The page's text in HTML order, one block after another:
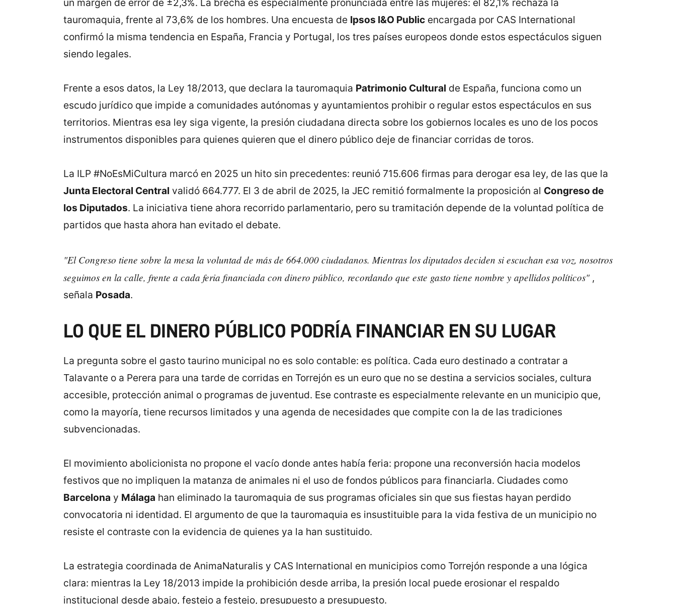
un margen de error de ±2,3%. La brecha es especialmente pronunciada entre las mujeres: el 82,1% rechaza la
tauromaquia, frente al 73,6% de los hombres. Una encuesta de Ipsos I&O Publicencargada por CAS International
confirmó la misma tendencia en España, Francia y Portugal, los tres países europeos donde estos espectáculos siguen
siendo legales.
Frente a esos datos, la Ley 18/2013, que declara la tauromaquia Patrimonio Cultural de España, funciona como un
escudo jurídico que impide a comunidades autónomas y ayuntamientos prohibir o regular estos espectáculos en sus
territorios. Mientras esa ley siga vigente, la presión ciudadana directa sobre los gobiernos locales es uno de los pocos
instrumentos disponibles para quienes quieren que el dinero público deje de financiar corridas de toros.
La ILP #NoEsMiCultura marcó en 2025 un hito sin precedentes: reunió 715.606 firmas para derogar esa ley, de las que la
Junta Electoral Central validó 664.777. El 3 de abril de 2025, la JEC remitió formalmente la proposición al Congreso de
los Diputados. La iniciativa tiene ahora recorrido parlamentario, pero su tramitación depende de la voluntad política de
partidos que hasta ahora han evitado el debate.
"El Congreso tiene sobre la mesa la voluntad de más de 664.000 ciudadanos. Mientras los diputados deciden si escuchan esa voz, nosotros
seguimos en la calle, frente a cada feria financiada con dinero público, recordando que este gasto tiene nombre y apellidos políticos",
señala Posada.
LO QUE EL DINERO PÚBLICO PODRÍA FINANCIAR EN SU LUGAR
La pregunta sobre el gasto taurino municipal no es solo contable: es política. Cada euro destinado a contratar a
Talavante o a Perera para una tarde de corridas en Torrejón es un euro que no se destina a servicios sociales, cultura
accesible, protección animal o programas de juventud. Ese contraste es especialmente relevante en un municipio que,
como la mayoría, tiene recursos limitados y una agenda de necesidades que compite con la de las tradiciones
subvencionadas.
El movimiento abolicionista no propone el vacío donde antes había feria: propone una reconversión hacia modelos
festivos que no impliquen la matanza de animales ni el uso de fondos públicos para financiarla. Ciudades como
Barcelona y Málaga han eliminado la tauromaquia de sus programas oficiales sin que sus fiestas hayan perdido
convocatoria ni identidad. El argumento de que la tauromaquia es insustituible para la vida festiva de un municipio no
resiste el contraste con la evidencia de quienes ya la han sustituido.
La estrategia coordinada de AnimaNaturalis y CAS International en municipios como Torrejón responde a una lógica
clara: mientras la Ley 18/2013 impide la prohibición desde arriba, la presión local puede erosionar el respaldo
institucional desde abajo, festejo a festejo, presupuesto a presupuesto.